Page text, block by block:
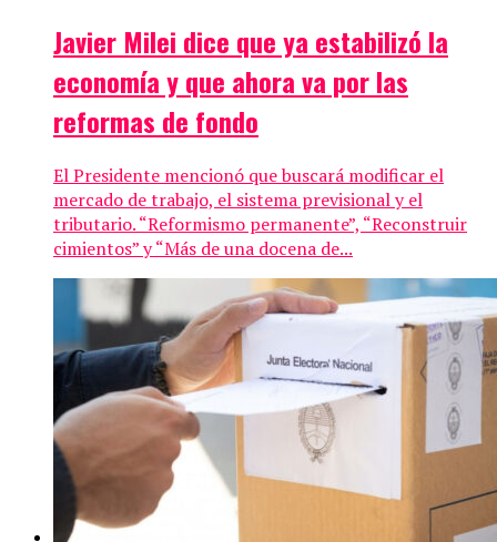
Javier Milei dice que ya estabilizó la
economía y que ahora va por las
reformas de fondo
El Presidente mencionó que buscará modificar el
mercado de trabajo, el sistema previsional y el
tributario. “Reformismo permanente”, “Reconstruir
cimientos” y “Más de una docena de...